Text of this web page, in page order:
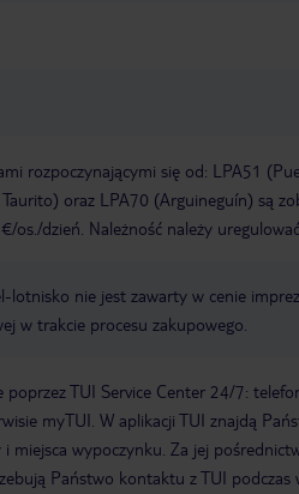
rozpoczynającymi się od: LPA51
oraz LPA70 (Arguineguín) są
dzień. Należność należy
nie jest zawarty w cenie
w trakcie procesu zakupowego.
TUI Service Center 24/7:
myTUI. W aplikacji TUI znajdą
miejsca wypoczynku. Za jej
Państwo kontaktu z TUI podczas